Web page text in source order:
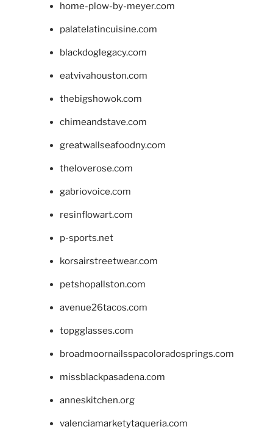
home-plow-by-meyer.com
palatelatincuisine.com
blackdoglegacy.com
eatvivahouston.com
thebigshowok.com
chimeandstave.com
greatwallseafoodny.com
theloverose.com
gabriovoice.com
resinflowart.com
p-sports.net
korsairstreetwear.com
petshopallston.com
avenue26tacos.com
topgglasses.com
broadmoornailsspacoloradosprings.com
missblackpasadena.com
anneskitchen.org
valenciamarketytaqueria.com